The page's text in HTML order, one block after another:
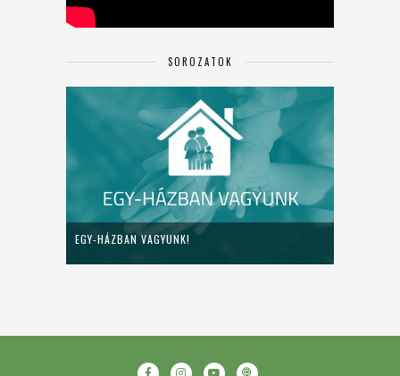
SOROZATOK
EGY-HÁZBAN VAGYUNK!